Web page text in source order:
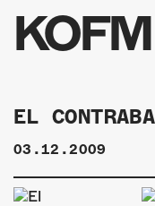
EL
03.12.2009